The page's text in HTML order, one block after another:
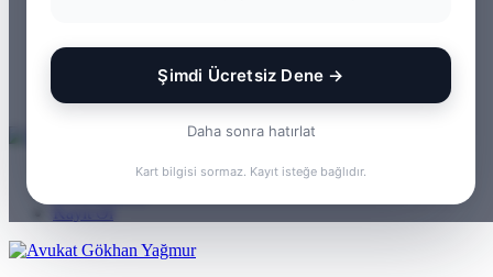
Şimdi Ücretsiz Dene →
Daha sonra hatırlat
Kart bilgisi sormaz. Kayıt isteğe bağlıdır.
Rastgele Makale